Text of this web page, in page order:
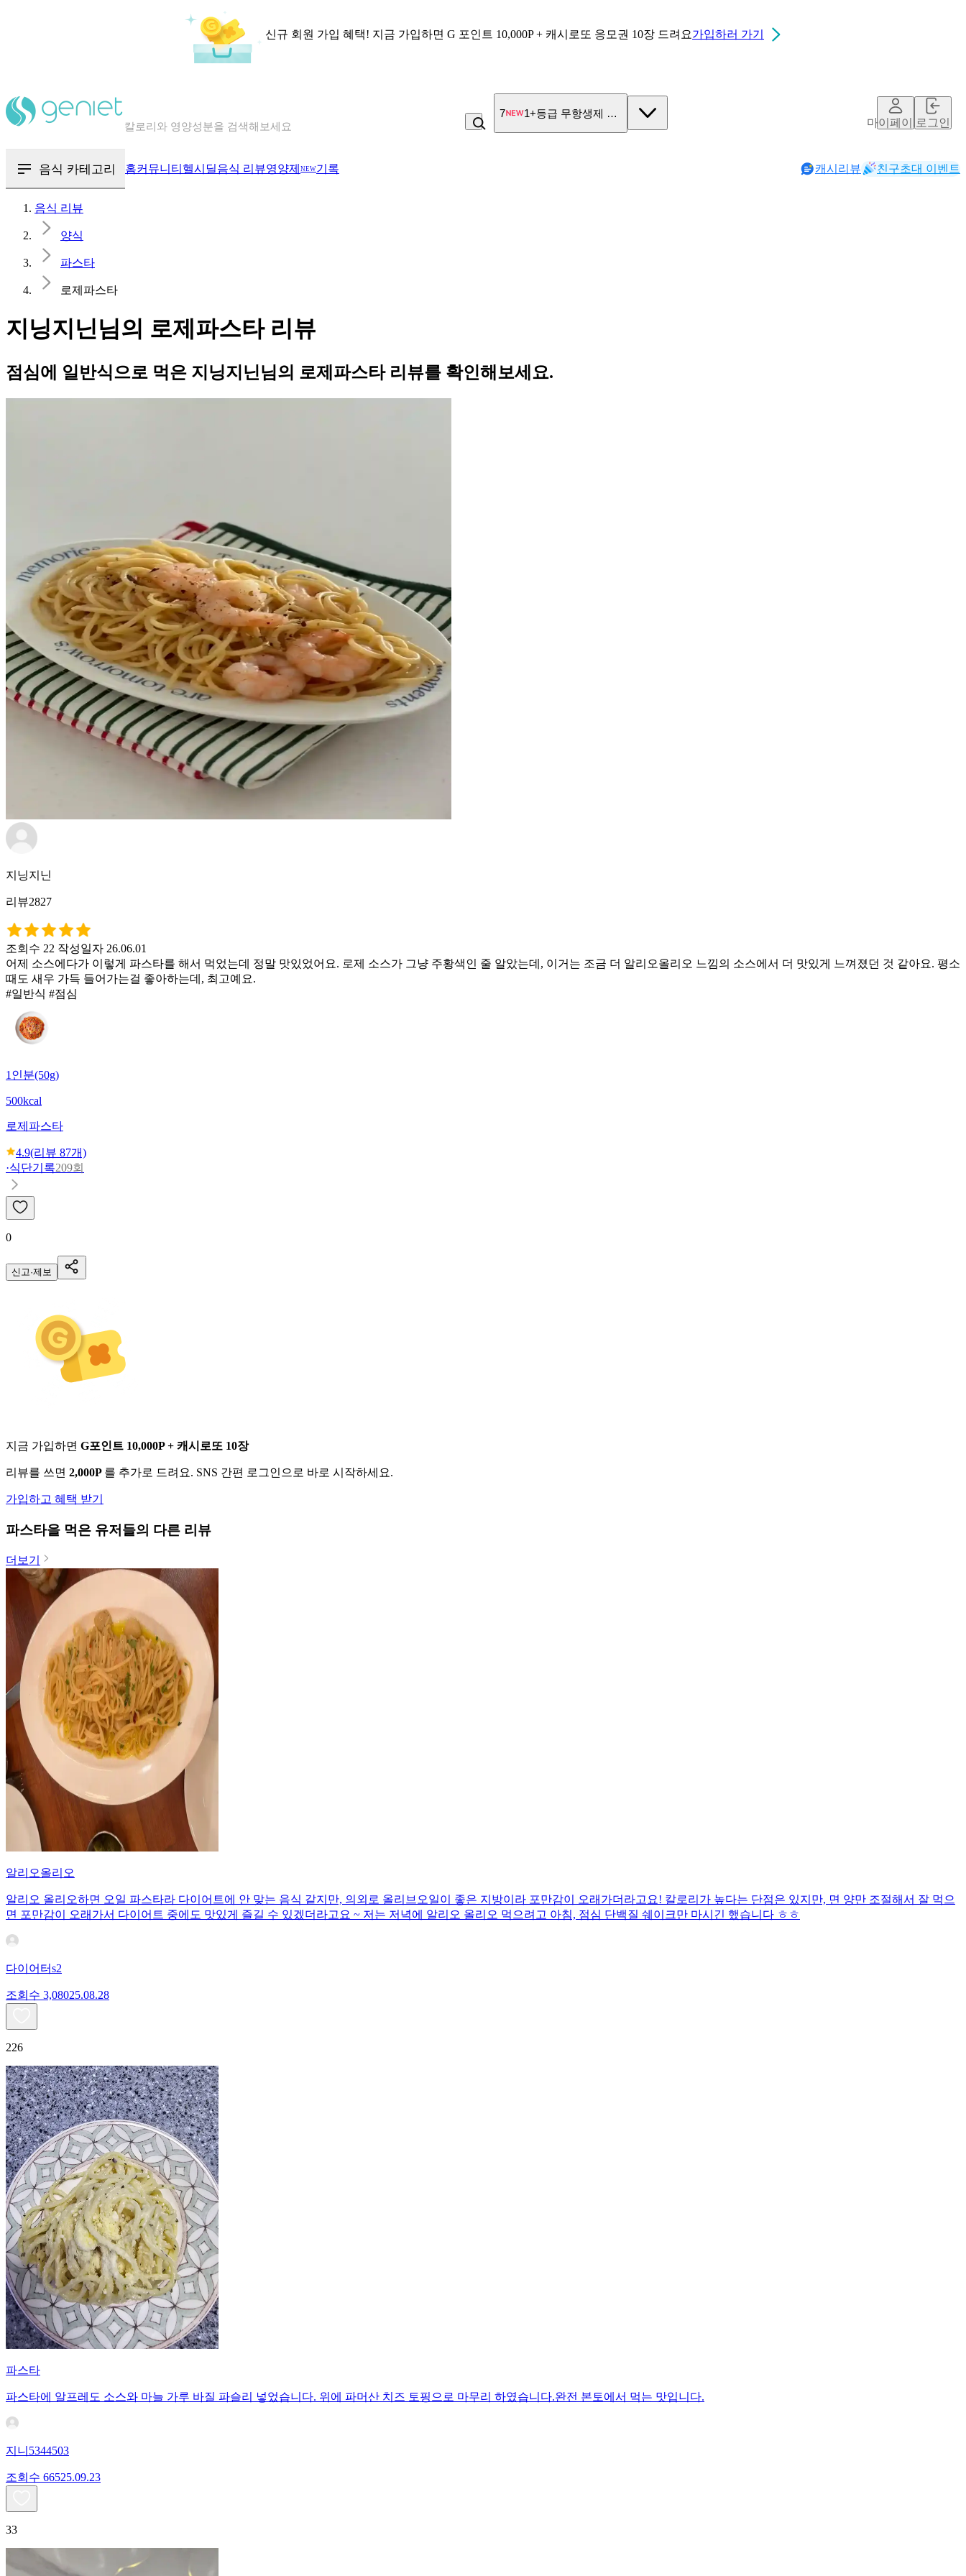
신규 회원 가입 혜택! 지금 가입하면 G 포인트 10,000P + 캐시로또 응모권 10장 드려요가입하러 가기
혈당 · 다이어트 음식 검색해보세요
7 1+등급 무항생제 특란
마이페이지로그인
음식 카테고리 홈커뮤니티 헬시딜음식 리뷰영양제 NEW기록 캐시리뷰 친구초대 이벤트
음식 리뷰
양식
파스타
로제파스타
지닝지닌님의 로제파스타 리뷰
점심에 일반식으로 먹은 지닝지닌님의 로제파스타 리뷰를 확인해보세요.
지닝지닌
리뷰2827
조회수 22 작성일자 26.06.01
어제 소스에다가 이렇게 파스타를 해서 먹었는데 정말 맛있었어요. 로제 소스가 그냥 주황색인 줄 알았는데, 이거는 조금 더 알리오올리오 느낌의 소스에서 더 맛있게 느껴졌던 것 같아요. 평소
때도 새우 가득 들어가는걸 좋아하는데, 최고예요.
#일반식 #점심
1인분(50g)
500kcal
로제파스타
4.9(리뷰 87개)
·식단기록209회
0
신고·제보
지금 가입하면 G포인트 10,000P + 캐시로또 10장
리뷰를 쓰면 2,000P 를 추가로 드려요. SNS 간편 로그인으로 바로 시작하세요.
가입하고 혜택 받기
파스타을 먹은 유저들의 다른 리뷰
더보기
알리오올리오
알리오 올리오하면 오일 파스타라 다이어트에 안 맞는 음식 같지만, 의외로 올리브오일이 좋은 지방이라 포만감이 오래가더라고요! 칼로리가 높다는 단점은 있지만, 면 양만 조절해서 잘 먹으
면 포만감이 오래가서 다이어트 중에도 맛있게 즐길 수 있겠더라고요 ~ 저는 저녁에 알리오 올리오 먹으려고 아침, 점심 단백질 쉐이크만 마시긴 했습니다 ㅎㅎ
다이어터s2
조회수 3,08025.08.28
226
파스타
파스타에 알프레도 소스와 마늘 가루 바질 파슬리 넣었습니다. 위에 파머산 치즈 토핑으로 마무리 하였습니다.완전 본토에서 먹는 맛입니다.
지니5344503
조회수 66525.09.23
33